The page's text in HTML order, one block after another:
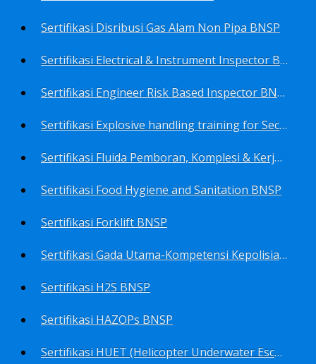
Sertifikasi Disribusi Gas Alam Non Pipa BNSP
Sertifikasi Electrical & Instrument Inspector BNSP
Sertifikasi Engineer Risk Based Inspector BNSP
Sertifikasi Explosive handling training for Security staffs BNSP
Sertifikasi Fluida Pemboran, Komplesi & Kerja Ulang Sumur BNSP
Sertifikasi Food Hygiene and Sanitation BNSP
Sertifikasi Forklift BNSP
Sertifikasi Gada Utama-Kompetensi Kepolisian Terbatas Sektor Industri Migas BNSP
Sertifikasi H2S BNSP
Sertifikasi HAZOPs BNSP
Sertifikasi HUET (Helicopter Underwater Escape Training) BNSP